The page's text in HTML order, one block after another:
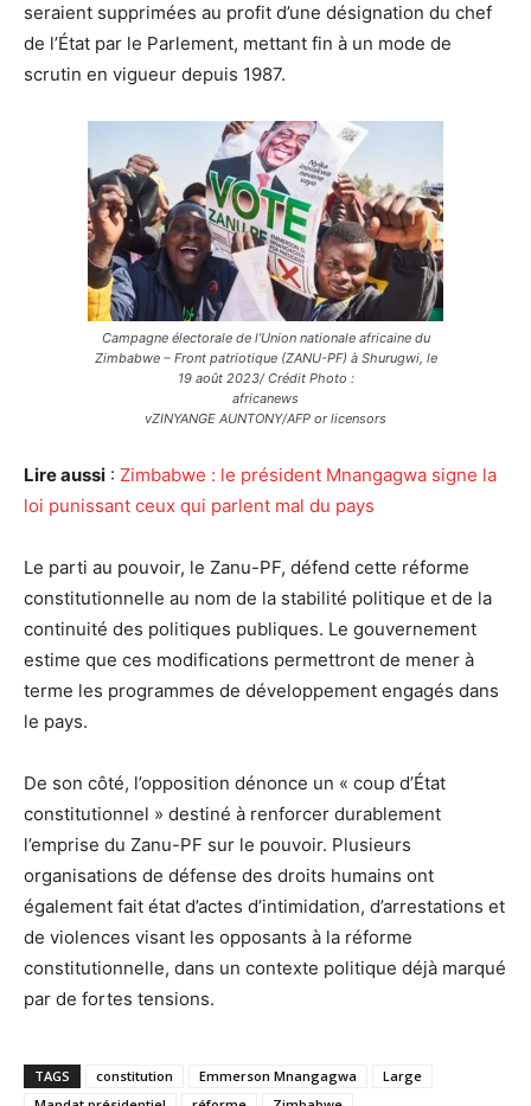
seraient supprimées au profit d’une désignation du chef
de l’État par le Parlement, mettant fin à un mode de
scrutin en vigueur depuis 1987.
Campagne électorale de l’Union nationale africaine du
Zimbabwe – Front patriotique (ZANU-PF) à Shurugwi, le
19 août 2023/ Crédit Photo :
africanews
vZINYANGE AUNTONY/AFP or licensors
Lire aussi : Zimbabwe : le président Mnangagwa signe la
loi punissant ceux qui parlent mal du pays
Le parti au pouvoir, le Zanu-PF, défend cette réforme
constitutionnelle au nom de la stabilité politique et de la
continuité des politiques publiques. Le gouvernement
estime que ces modifications permettront de mener à
terme les programmes de développement engagés dans
le pays.
De son côté, l’opposition dénonce un « coup d’État
constitutionnel » destiné à renforcer durablement
l’emprise du Zanu-PF sur le pouvoir. Plusieurs
organisations de défense des droits humains ont
également fait état d’actes d’intimidation, d’arrestations et
de violences visant les opposants à la réforme
constitutionnelle, dans un contexte politique déjà marqué
par de fortes tensions.
TAGS constitution Emmerson Mnangagwa
Large